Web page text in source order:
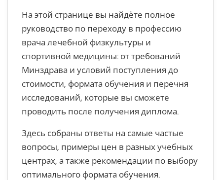
На этой странице вы найдёте полное
руководство по переходу в профессию
врача лечебной физкультуры и
спортивной медицины: от требований
Минздрава и условий поступления до
стоимости, формата обучения и перечня
исследований, которые вы сможете
проводить после получения диплома.
Здесь собраны ответы на самые частые
вопросы, примеры цен в разных учебных
центрах, а также рекомендации по выбору
оптимального формата обучения.